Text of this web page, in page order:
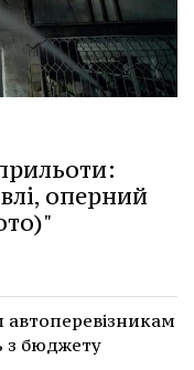
оперний
з бюджету